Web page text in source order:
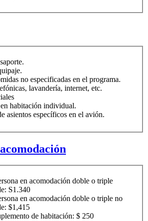
no especificadas en el programa.
lavandería, internet, etc.
habitación individual.
asientos específicos en el avión.
en acomodación doble o triple
S1.340
en acomodación doble o triple no
$1,415
de habitación: $ 250